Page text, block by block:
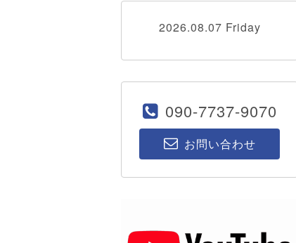
2026.08.07 Friday
090-7737-9070
お問い合わせ